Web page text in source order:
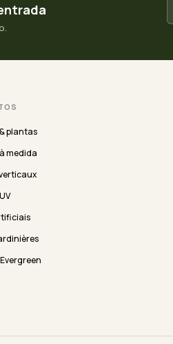
plantas
medida